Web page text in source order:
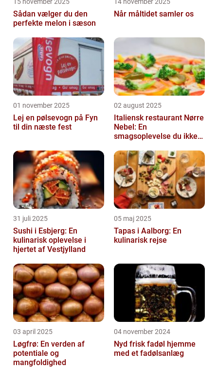
Sådan vælger du den
perfekte melon i sæson
Når måltidet samler os
01 november 2025
Lej en pølsevogn på Fyn
til din næste fest
02 august 2025
Italiensk restaurant Nørre
Nebel: En
smagsoplevelse du ikke
31 juli 2025
Sushi i Esbjerg: En
kulinarisk oplevelse i
hjertet af Vestjylland
05 maj 2025
Tapas i Aalborg: En
kulinarisk rejse
03 april 2025
Løgfrø: En verden af
potentiale og
mangfoldighed
04 november 2024
Nyd frisk fadøl hjemme
med et fadølsanlæg